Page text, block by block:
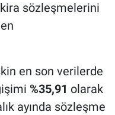
sözleşmelerini
en son verilerde
%35,91 olarak
ayında sözleşme